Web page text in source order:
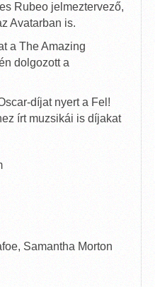
Rubeo jelmeztervező,
Avatarban is.
a The Amazing
dolgozott a
díjat nyert a Fel!
írt muzsikái is díjakat
Samantha Morton